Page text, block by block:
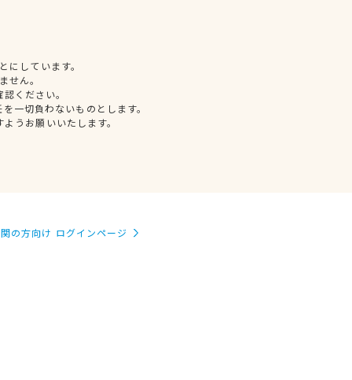
しています。
せん。
ください。
一切負わないものとします。
うお願いいたします。
の方向け ログインページ